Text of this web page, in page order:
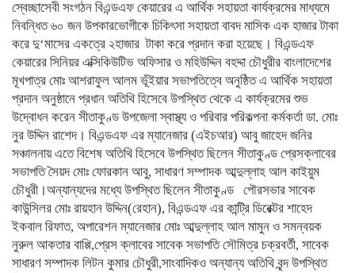
স্বেচ্ছাসেবী সংগঠন বিএন্ডএফ কেয়ারের এ আর্থিক সহায়তা কার্যক্রমের মাধ্যমে
নিবন্ধিত ৬০ জন উপকারভোগীকে চিকিৎসা সহায়তা বাবদ মাসিক এক হাজার টাকা
করে দু‘মাসের একত্রে ২হাজার টাকা করে প্রদান করা হয়েছে। বিএন্ডএফ
কেয়ারের সিনিয়র এক্সিকিউটিভ অফিসার ও মহিউদ্দিন বহদ্দা চৌধুরীর বাংলাদেশের
মূখপাত্র মোঃ আশরাফুল আলম ভূঁইয়ার সভাপতিত্বে অনুষ্ঠিত এ আর্থিক সহায়তা
প্রদান অনুষ্ঠানে প্রধান অতিথি হিসেবে উপস্থিত থেকে এ কার্যক্রমের শুভ
উদ্বোধন করেন সীতাকুণ্ড উপজেলা স্বাস্থ্য ও পরিবার পরিকল্পনা কর্মকর্তা ডা. মোঃ
নুর উদ্দিন রাশেদ। বিএন্ডএফ এর ম্যানেজার (এইচআর) আবু জাহেদ জনির
সঞ্চালনায় এতে বিশেষ অতিথি হিসেবে উপস্থিত ছিলেন সীতাকুণ্ড প্রেসক্লাবের
সভাপতি সৈয়দ মোঃ ফোরকান আবু, সাধারণ সম্পাদক আব্দুল্লাহ আল কাইয়ুম
চৌধুরী।অন্যান্যদের মধ্যে উপস্থিত ছিলেন সীতাকুণ্ড পৌরসভার সাবেক
কাউন্সিলর মোঃ রায়হান উদ্দিন(রেহান), বিএন্ডএফ এর কান্ট্রি ডিরেক্টর শাহেদ
ইকবাল রিফাত, অপারেশন ম্যানেজার মোঃ আব্দুল্লাহ আল মামুন ও সমন্বয়ক
নুরুল আকতার বাপ্পি,প্রেস ক্লাবের সাবেক সভাপতি সৌমিত্র চক্রবর্তী, সাবেক
সাধারণ সম্পাদক লিটন কুমার চৌধুরী,সাংবাদিকও অন্যান্য অতিথি বৃন্দ উপস্থিত